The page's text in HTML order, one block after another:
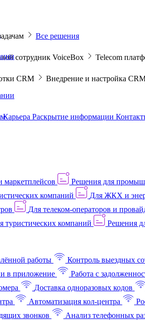
Все решения
сотрудник VoiceBox Telecom
CRM Внедрение и настройка
Карьера Раскрытие информации
маркетплейсов
Решения для
компаний Для ЖКХ и
Для телеком-операторов и
туристических компаний Решения
работы
Контроль выездных
в приложение
Работа с
Доставка одноразовых кодов
Автоматизация кол-центра
звонков
Анализ телефонных